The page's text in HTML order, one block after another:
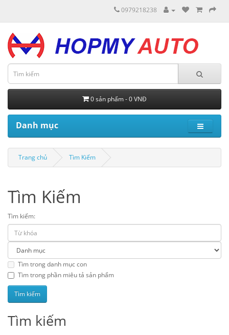
0979218238
0 sản phẩm - 0 VNĐ
Danh mục
Trang chủ Tìm Kiếm
Tìm Kiếm
Tìm kiếm:
Tìm trong danh mục con
Tìm trong phần miêu tả sản phẩm
Tìm kiếm